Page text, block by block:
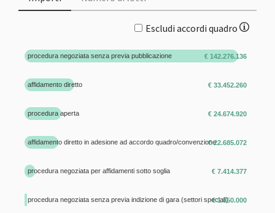
Escludi accordi quadro
procedura negoziata senza previa pubblicazione
affidamento diretto
procedura aperta
affidamento diretto in adesione ad accordo quadro/convenzione
procedura negoziata per affidamenti sotto soglia
procedura negoziata senza previa indizione di gara (settori speciali)
€ 24.674.920
€ 142.276.136
€ 1.850.000
€ 33.452.260
€ 22.685.072
€ 7.414.377